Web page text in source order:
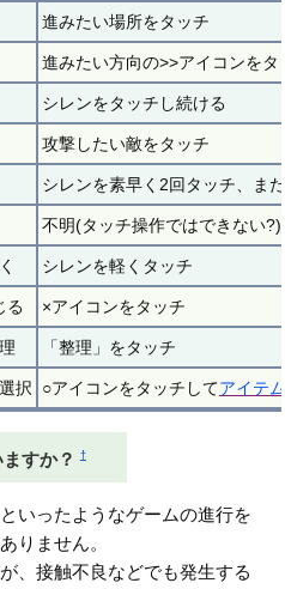
進みたい場所をタッチ
進みたい方向の>>アイコンをタ
シレンをタッチし続ける
攻撃したい敵をタッチ
シレンを素早く2回タッチ、ま
不明(タッチ操作ではできない?)
シレンを軽くタッチ
る ×アイコンをタッチ
「整理」をタッチ
択 ○アイコンをタッチしてアイテム
すか？ †
といったようなゲームの進行を
りません。
、接触不良などでも発生する